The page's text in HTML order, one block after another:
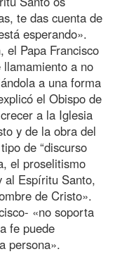
te das cuenta de
esperando».
el Papa Francisco
a no
a una forma
el Obispo de
a la Iglesia
y de la obra del
de “discurso
el proselitismo
al Espíritu Santo,
de Cristo».
«no soporta
fe puede
persona».